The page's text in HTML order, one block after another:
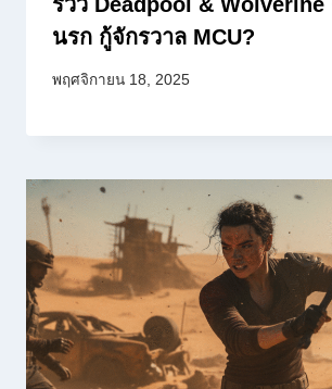
นรก กู้จักรวาล MCU?
พฤศจิกายน 18, 2025